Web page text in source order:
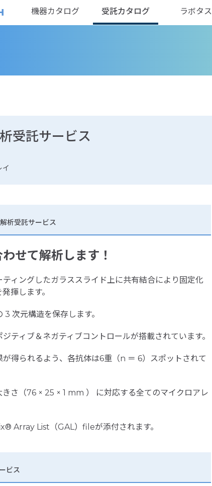
機器カタログ 受託カタログ ラボタス
受託サービス
イ
析受託サービス
せて解析します！
ィングしたガラススライド上に共有結合により固定化
揮します。
次元構造を保存します。
ティブ＆ネガティブコントロールが搭載されています。
得られるよう、各抗体は6重（n ＝ 6）スポットされて
さ（76 × 25 × 1 mm ） に対応する全てのマイクロアレ
Array List（GAL）fileが添付されます。
ビス